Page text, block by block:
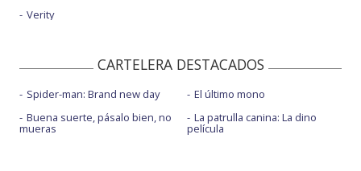
Verity
CARTELERA DESTACADOS
Spider-man: Brand new day
Buena suerte, pásalo bien, no
mueras
El último mono
La patrulla canina: La dino
película